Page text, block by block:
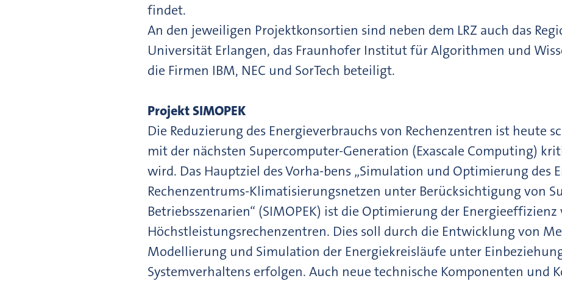
findet.
An den jeweiligen Projektkonsortien sind neben dem LRZ auch das
Universität Erlangen, das Fraunhofer Institut für Algorithmen und
die Firmen IBM, NEC und SorTech beteiligt.
Projekt SIMOPEK
Die Reduzierung des Energieverbrauchs von Rechenzentren ist heute
mit der nächsten Supercomputer-Generation (Exascale Computing)
wird. Das Hauptziel des Vorha-bens „Simulation und Optimierung des
Rechenzentrums-Klimatisierungsnetzen unter Berücksichtigung von
Betriebsszenarien“ (SIMOPEK) ist die Optimierung der Energieeffizienz
Höchstleistungsrechenzentren. Dies soll durch die Entwicklung von
Modellierung und Simulation der Energiekreisläufe unter
Systemverhaltens erfolgen. Auch neue technische Komponenten und